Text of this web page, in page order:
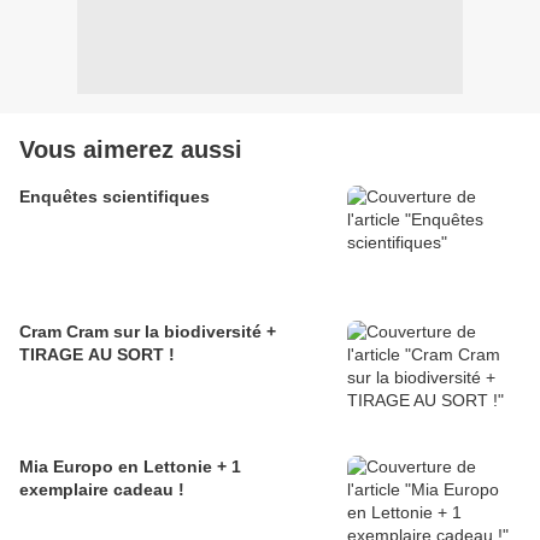
Vous aimerez aussi
Enquêtes scientifiques
Cram Cram sur la biodiversité +
TIRAGE AU SORT !
Mia Europo en Lettonie + 1
exemplaire cadeau !